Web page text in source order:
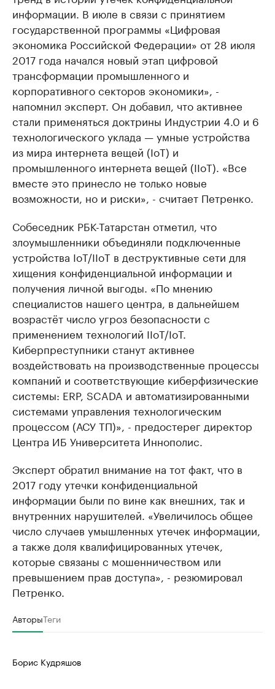
информации. В июле в связи с принятием
государственной программы «Цифровая
экономика Российской Федерации» от 28 июля
2017 года начался новый этап цифровой
трансформации промышленного и
корпоративного секторов экономики», -
напомнил эксперт. Он добавил, что активнее
стали применяться доктрины Индустрии 4.0 и 6
технологического уклада — умные устройства
из мира интернета вещей (IoT) и
промышленного интернета вещей (IIoT). «Все
вместе это принесло не только новые
возможности, но и риски», - считает Петренко.
Собеседник РБК-Татарстан отметил, что
злоумышленники объединяли подключенные
устройства IoT/IIoT в деструктивные сети для
хищения конфиденциальной информации и
получения личной выгоды. «По мнению
специалистов нашего центра, в дальнейшем
возрастёт число угроз безопасности с
применением технологий IIoT/IoT.
Киберпреступники станут активнее
воздействовать на производственные процессы
компаний и соответствующие киберфизические
системы: ERP, SCADA и автоматизированными
системами управления технологическим
процессом (АСУ ТП)», - предостерег директор
Центра ИБ Университета Иннополис.
Эксперт обратил внимание на тот факт, что в
2017 году утечки конфиденциальной
информации были по вине как внешних, так и
внутренних нарушителей. «Увеличилось общее
число случаев умышленных утечек информации,
а также доля квалифицированных утечек,
которые связаны с мошенничеством или
превышением прав доступа», - резюмировал
Петренко.
АвторыТеги
Борис Кудряшов